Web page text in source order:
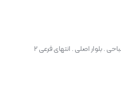
کاشان - آران و بیدگل . شهرک صنعتی سلیمان صباحی . بلوار اصلی . انتهای فرعی ۲